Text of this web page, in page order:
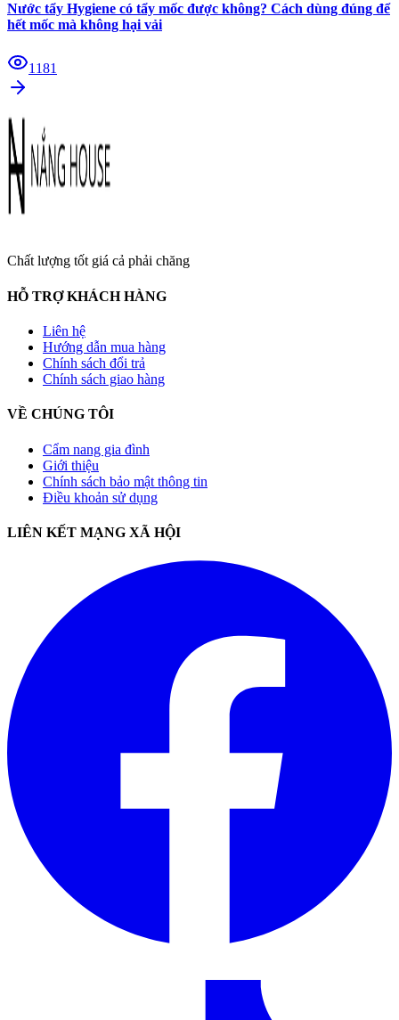
Nước tẩy Hygiene có tẩy mốc được không? Cách dùng đúng để
hết mốc mà không hại vải
1181
Chất lượng tốt giá cả phải chăng
HỖ TRỢ KHÁCH HÀNG
Liên hệ
Hướng dẫn mua hàng
Chính sách đổi trả
Chính sách giao hàng
VỀ CHÚNG TÔI
Cẩm nang gia đình
Giới thiệu
Chính sách bảo mật thông tin
Điều khoản sử dụng
LIÊN KẾT MẠNG XÃ HỘI